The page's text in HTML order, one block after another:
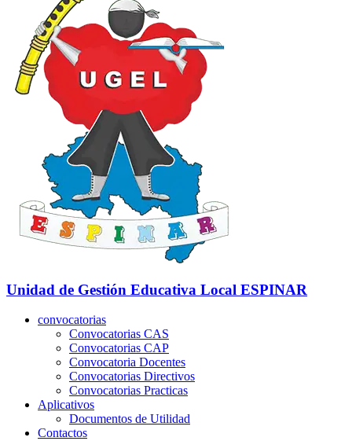
Unidad de Gestión Educativa Local ESPINAR
convocatorias
Convocatorias CAS
Convocatorias CAP
Convocatoria Docentes
Convocatorias Directivos
Convocatorias Practicas
Aplicativos
Documentos de Utilidad
Contactos